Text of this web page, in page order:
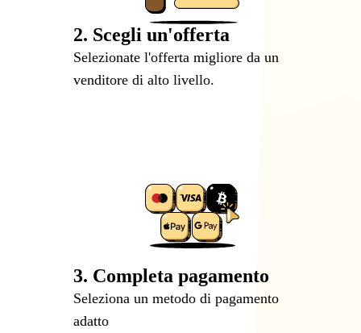
2. Scegli un'offerta
Selezionate l'offerta migliore da un
venditore di alto livello.
3. Completa pagamento
Seleziona un metodo di pagamento
adatto